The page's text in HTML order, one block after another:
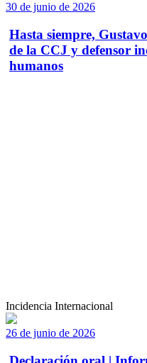
30 de junio de 2026
Hasta siempre,
de la CCJ y defensor
humanos
Incidencia Internacional
26 de junio de 2026